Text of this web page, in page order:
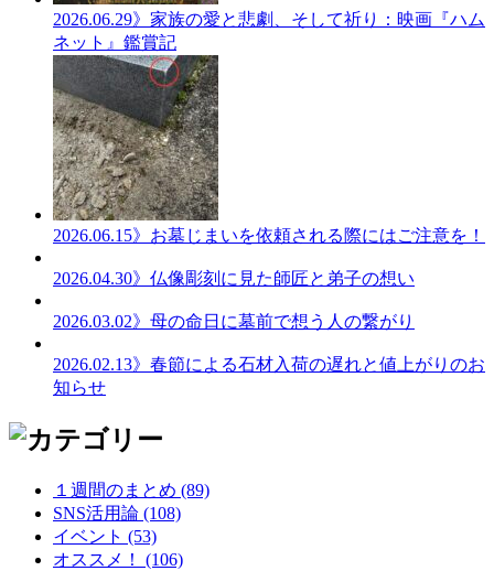
2026.06.29》家族の愛と悲劇、そして祈り：映画『ハム
ネット』鑑賞記
2026.06.15》お墓じまいを依頼される際にはご注意を！
2026.04.30》仏像彫刻に見た師匠と弟子の想い
2026.03.02》母の命日に墓前で想う人の繋がり
2026.02.13》春節による石材入荷の遅れと値上がりのお
知らせ
１週間のまとめ (89)
SNS活用論 (108)
イベント (53)
オススメ！ (106)